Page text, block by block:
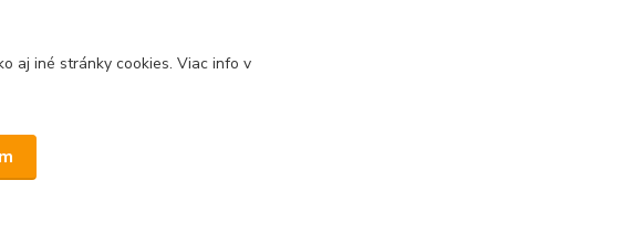
aj iné stránky cookies. Viac info v